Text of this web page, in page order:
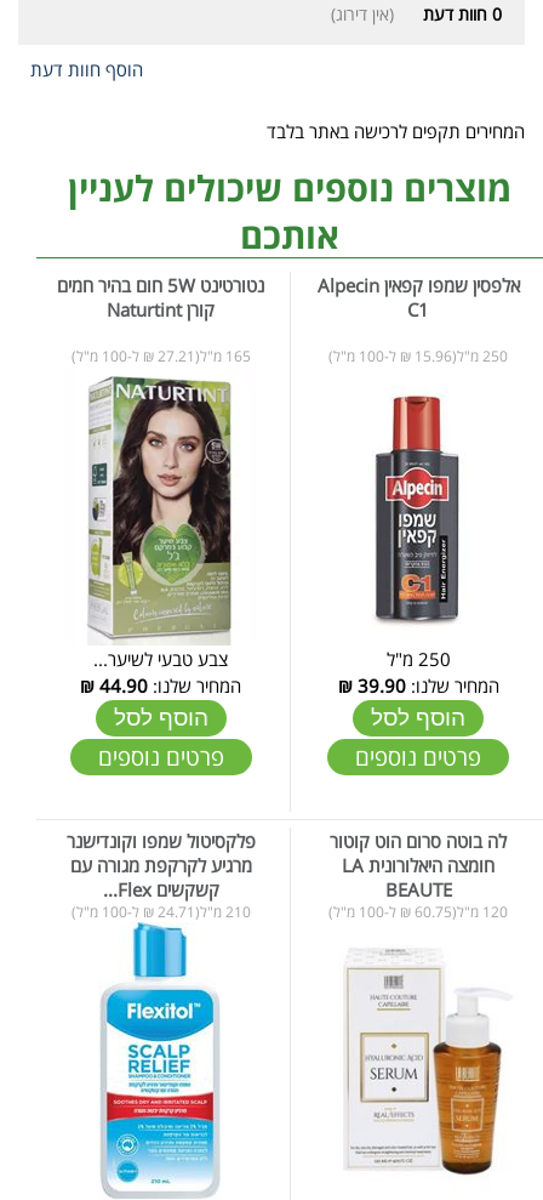
0 חוות דעת (אין דירוג)
הוסף חוות דעת
המחירים תקפים לרכישה באתר בלבד
מוצרים נוספים שיכולים לעניין
אותכם
אלפסין שמפו קפאין Alpecin
C1
250 מ"ל(15.96 ₪ ל-100 מ"ל)
250 מ"ל
המחיר שלנו:39.90
₪
הוסף לסל
פרטים נוספים
נטורטינט 5W חום בהיר חמים
קורן Naturtint
165 מ"ל(27.21 ₪ ל-100 מ"ל)
צבע טבעי לשיער...
המחיר שלנו: 44.90
₪
הוסף לסל
פרטים נוספים
לה בוטה סרום הוט קוטור
חומצה היאלורונית LA
BEAUTE
120 מ"ל(60.75 ₪ ל-100 מ"ל)
פלקסיטול שמפו וקונדישנר
מרגיע לקרקפת מגורה עם
קשקשים Flex...
210 מ"ל(24.71 ₪ ל-100 מ"ל)